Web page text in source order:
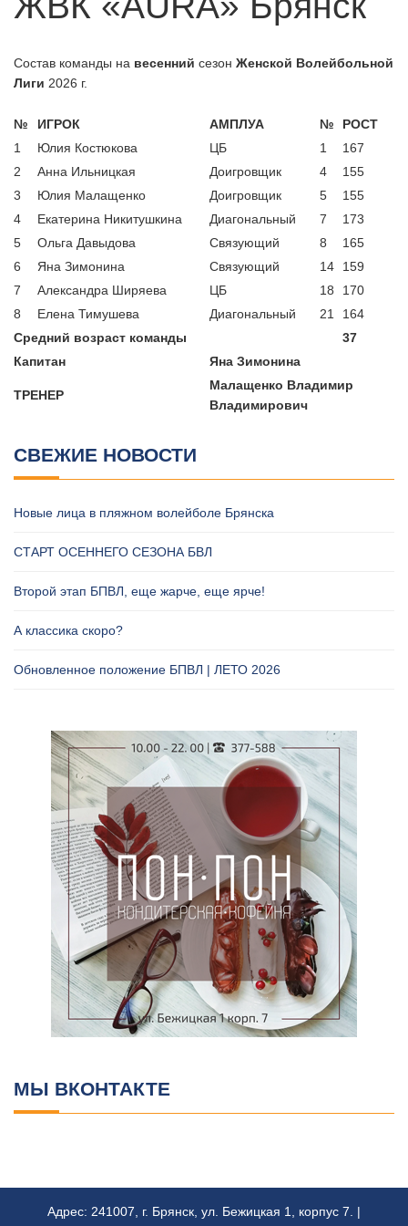
06.07.2026 А классика скоро?
Брянска
Состав команды на весенний сезон Женской Волейбольной
Лиги 2026 г.
№ ИГРОК АМПЛУА №
РОСТ
1
Юлия Костюкова ЦБ 1
167
2
Анна Ильницкая Доигровщик 4
155
3
Юлия Малащенко Доигровщик 5
155
4
Екатерина Никитушкина Диагональный 7
173
5
Ольга Давыдова Связующий 8
165
6
Яна Зимонина Связующий 14
159
7
Александра Ширяева ЦБ 18
170
8
Елена Тимушева Диагональный 21
164
Средний возраст команды
37
Капитан
Яна Зимонина
ТРЕНЕР
Малащенко Владимир
Владимирович
СВЕЖИЕ НОВОСТИ
Новые лица в пляжном волейболе Брянска
СТАРТ ОСЕННЕГО СЕЗОНА БВЛ
Второй этап БПВЛ, еще жарче, еще ярче!
А классика скоро?
Обновленное положение БПВЛ | ЛЕТО 2026
МЫ ВКОНТАКТЕ
Адрес: 241007, г. Брянск, ул. Бежицкая 1, корпус 7. |